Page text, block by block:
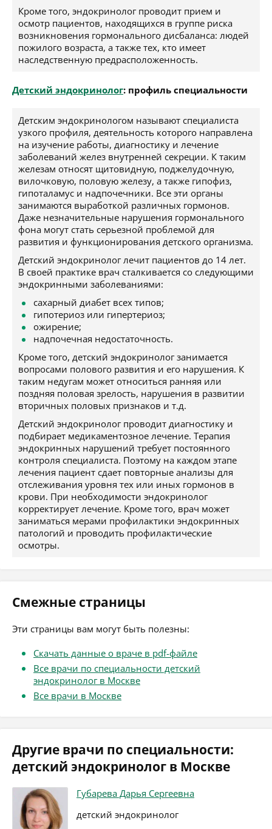
Кроме того, эндокринолог проводит прием и
осмотр пациентов, находящихся в группе риска
возникновения гормонального дисбаланса: людей
пожилого возраста, а также тех, кто имеет
наследственную предрасположенность.
Детский эндокринолог: профиль специальности
Детским эндокринологом называют специалиста
узкого профиля, деятельность которого направлена
на изучение работы, диагностику и лечение
заболеваний желез внутренней секреции. К таким
железам относят щитовидную, поджелудочную,
вилочковую, половую железу, а также гипофиз,
гипоталамус и надпочечники. Все эти органы
занимаются выработкой различных гормонов.
Даже незначительные нарушения гормонального
фона могут стать серьезной проблемой для
развития и функционирования детского организма.
Детский эндокринолог лечит пациентов до 14 лет.
В своей практике врач сталкивается со следующими
эндокринными заболеваниями:
сахарный диабет всех типов;
гипотериоз или гипертериоз;
ожирение;
надпочечная недостаточность.
Кроме того, детский эндокринолог занимается
вопросами полового развития и его нарушения. К
таким недугам может относиться ранняя или
поздняя половая зрелость, нарушения в развитии
вторичных половых признаков и т.д.
Детский эндокринолог проводит диагностику и
подбирает медикаментозное лечение. Терапия
эндокринных нарушений требует постоянного
контроля специалиста. Поэтому на каждом этапе
лечения пациент сдает повторные анализы для
отслеживания уровня тех или иных гормонов в
крови. При необходимости эндокринолог
корректирует лечение. Кроме того, врач может
заниматься мерами профилактики эндокринных
патологий и проводить профилактические
осмотры.
Смежные страницы
Эти страницы вам могут быть полезны:
Скачать данные о враче в pdf-файле
Все врачи по специальности детский
эндокринолог в Москве
Все врачи в Москве
Другие врачи по специальности:
детский эндокринолог в Москве
Губарева Дарья Сергеевна
детский эндокринолог